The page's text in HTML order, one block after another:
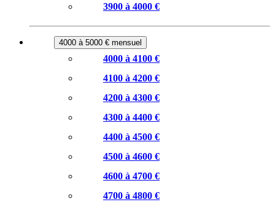
3900 à 4000 €
4000 à 5000 € mensuel
4000 à 4100 €
4100 à 4200 €
4200 à 4300 €
4300 à 4400 €
4400 à 4500 €
4500 à 4600 €
4600 à 4700 €
4700 à 4800 €